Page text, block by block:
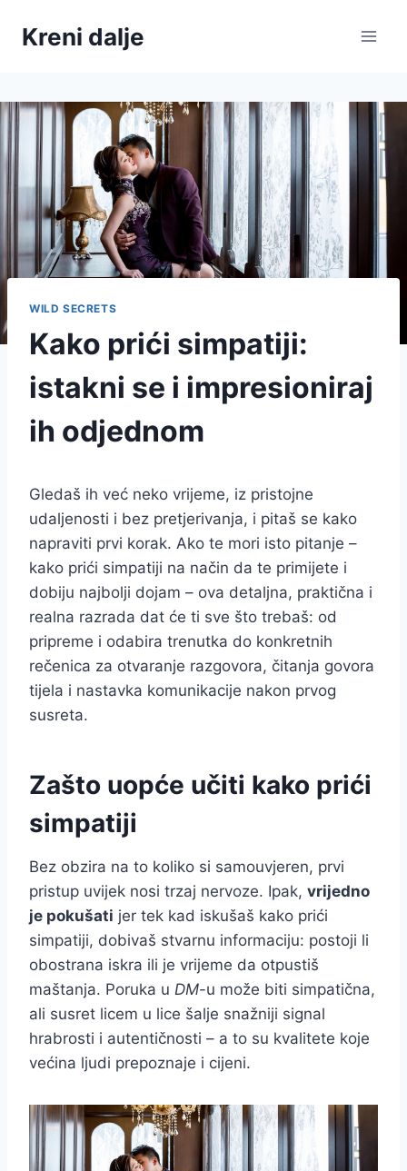
Kreni dalje
WILD SECRETS
Kako prići simpatiji:
istakni se i impresioniraj
ih odjednom
Gledaš ih već neko vrijeme, iz pristojne
udaljenosti i bez pretjerivanja, i pitaš se kako
napraviti prvi korak. Ako te mori isto pitanje –
kako prići simpatiji na način da te primijete i
dobiju najbolji dojam – ova detaljna, praktična i
realna razrada dat će ti sve što trebaš: od
pripreme i odabira trenutka do konkretnih
rečenica za otvaranje razgovora, čitanja govora
tijela i nastavka komunikacije nakon prvog
susreta.
Zašto uopće učiti kako prići
simpatiji
Bez obzira na to koliko si samouvjeren, prvi
pristup uvijek nosi trzaj nervoze. Ipak, vrijedno
je pokušati jer tek kad iskušaš kako prići
simpatiji, dobivaš stvarnu informaciju: postoji li
obostrana iskra ili je vrijeme da otpustiš
maštanja. Poruka u DM-u može biti simpatična,
ali susret licem u lice šalje snažniji signal
hrabrosti i autentičnosti – a to su kvalitete koje
većina ljudi prepoznaje i cijeni.